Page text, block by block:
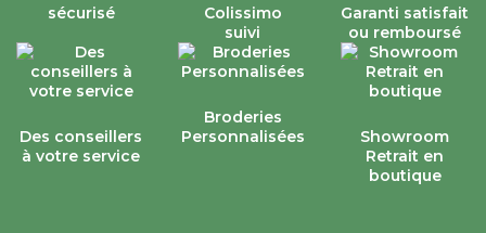
sécurisé
Colissimo
suivi
Garanti satisfait
ou remboursé
Des conseillers
à votre service
Broderies
Personnalisées
Showroom
Retrait en
boutique